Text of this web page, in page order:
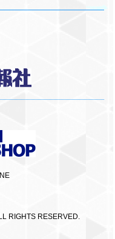
RIGHTS RESERVED.